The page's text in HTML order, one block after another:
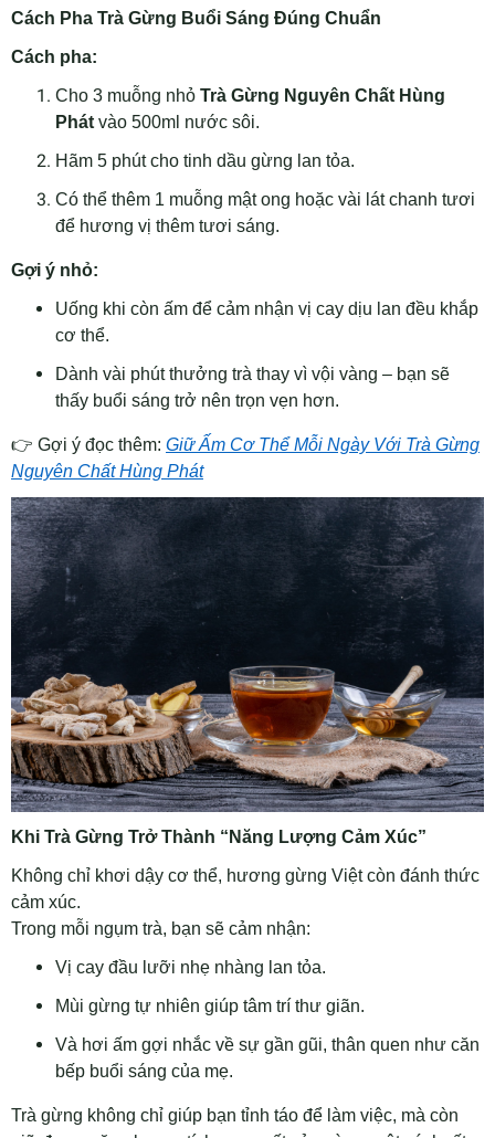
Cách Pha Trà Gừng Buổi Sáng Đúng Chuẩn
Cách pha:
Cho 3 muỗng nhỏ Trà Gừng Nguyên Chất Hùng
Phát vào 500ml nước sôi.
Hãm 5 phút cho tinh dầu gừng lan tỏa.
Có thể thêm 1 muỗng mật ong hoặc vài lát chanh tươi
để hương vị thêm tươi sáng.
Gợi ý nhỏ:
Uống khi còn ấm để cảm nhận vị cay dịu lan đều khắp
cơ thể.
Dành vài phút thưởng trà thay vì vội vàng – bạn sẽ
thấy buổi sáng trở nên trọn vẹn hơn.
👉 Gợi ý đọc thêm: Giữ Ấm Cơ Thể Mỗi Ngày Với Trà Gừng
Nguyên Chất Hùng Phát
Khi Trà Gừng Trở Thành “Năng Lượng Cảm Xúc”
Không chỉ khơi dậy cơ thể, hương gừng Việt còn đánh thức
cảm xúc.
Trong mỗi ngụm trà, bạn sẽ cảm nhận:
Vị cay đầu lưỡi nhẹ nhàng lan tỏa.
Mùi gừng tự nhiên giúp tâm trí thư giãn.
Và hơi ấm gợi nhắc về sự gần gũi, thân quen như căn
bếp buổi sáng của mẹ.
Trà gừng không chỉ giúp bạn tỉnh táo để làm việc, mà còn